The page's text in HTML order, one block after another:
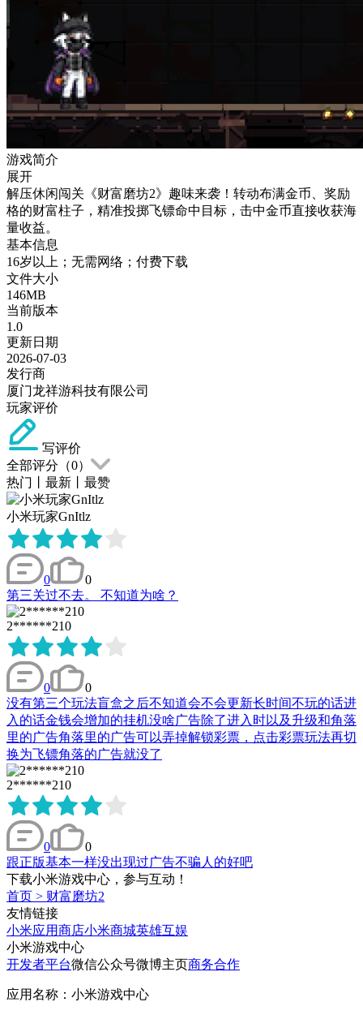
游戏简介
展开
解压休闲闯关《财富磨坊2》趣味来袭！转动布满金币、奖励
格的财富柱子，精准投掷飞镖命中目标，击中金币直接收获海
量收益。
基本信息
16岁以上；无需网络；付费下载
文件大小
146MB
当前版本
1.0
更新日期
2026-07-03
发行商
厦门龙祥游科技有限公司
玩家评价
写评价
全部评分（0）
热门
最新 最赞
小米玩家GnItlz
0
0
第三关过不去。 不知道为啥？
2******210
0
0
没有第三个玩法盲盒之后不知道会不会更新长时间不玩的话进
入的话金钱会增加的挂机没啥广告除了进入时以及升级和角落
里的广告角落里的广告可以弄掉解锁彩票，点击彩票玩法再切
换为飞镖角落的广告就没了
2******210
0
0
跟正版基本一样没出现过广告不骗人的好吧
下载小米游戏中心，参与互动！
首页 > 财富磨坊2
友情链接
小米应用商店小米商城英雄互娱
小米游戏中心
开发者平台微信公众号微博主页商务合作
应用名称：小米游戏中心